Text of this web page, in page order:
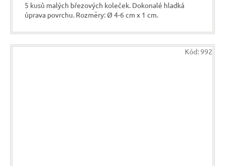
5 kusů malých březových koleček. Dokonalé hladká
úprava povrchu. Rozměry: Ø 4-6 cm x 1 cm.
Kód:992